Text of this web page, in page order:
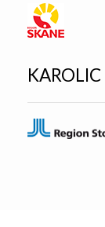
KAROLIC